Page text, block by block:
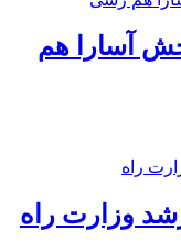
آسارا هم
وزارت راه